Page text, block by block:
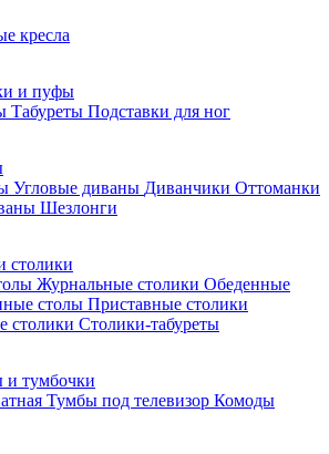
кресла
и пуфы
Табуреты Подставки для ног
Угловые диваны Диванчики Оттоманки
Шезлонги
столики
Журнальные столики Обеденные
столы Приставные столики
столики Столики-табуреты
тумбочки
Тумбы под телевизор Комоды